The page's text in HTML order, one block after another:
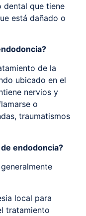
dental que tiene
está dañado o
de la
ubicado en el
nervios y
o
traumatismos
endodoncia?
local para
tratamiento